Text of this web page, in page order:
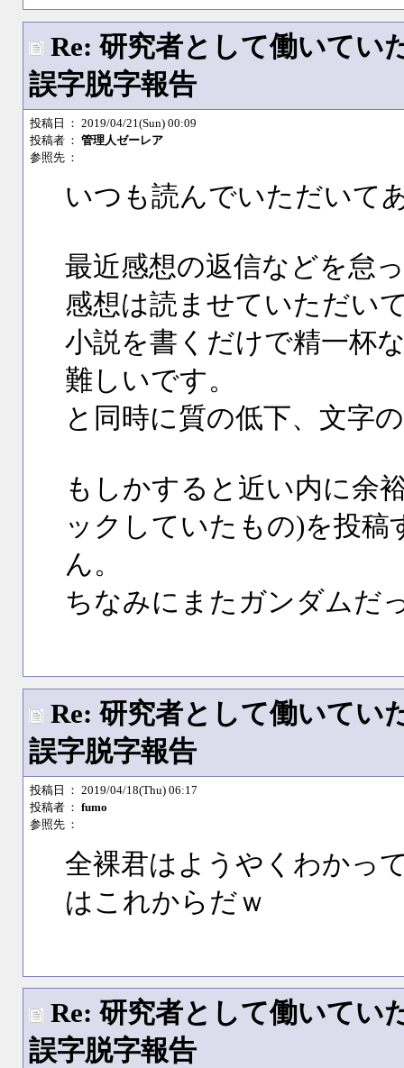
Re: 研究者として働いて
誤字脱字報告
投稿日
： 2019/04/21(Sun) 00:09
投稿者 ：管理人ゼーレア
参照先 ：
いつも読んでいただいて
最近感想の返信などを怠
感想は読ませていただい
小説を書くだけで精一杯
難しいです。
と同時に質の低下、文字
もしかすると近い内に余
ックしていたもの)を投
ん。
ちなみにまたガンダム
Re: 研究者として働いて
誤字脱字報告
投稿日
： 2019/04/18(Thu) 06:17
投稿者 ：fumo
参照先 ：
全裸君はようやくわかっ
はこれからだｗ
Re: 研究者として働いて
誤字脱字報告